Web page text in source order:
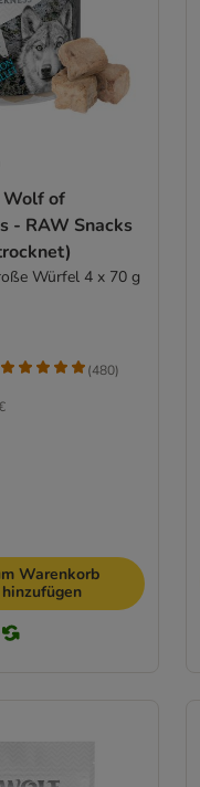
Wolf of
- RAW Snacks
Würfel 4 x 70 g
(480)
Warenkorb
hinzufügen